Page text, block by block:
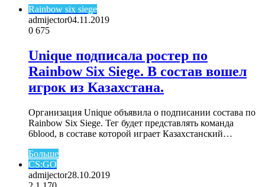
Rainbow six siege
admijector04.11.2019
0 675
Unique подписала ростер по
Rainbow Six Siege. В состав вошел
игрок из Казахстана.
Организация Unique объявила о подписании состава по
Rainbow Six Siege. Тег будет представлять команда
6blood, в составе которой играет Казахстанский…
Больше
CS:GO
admijector28.10.2019